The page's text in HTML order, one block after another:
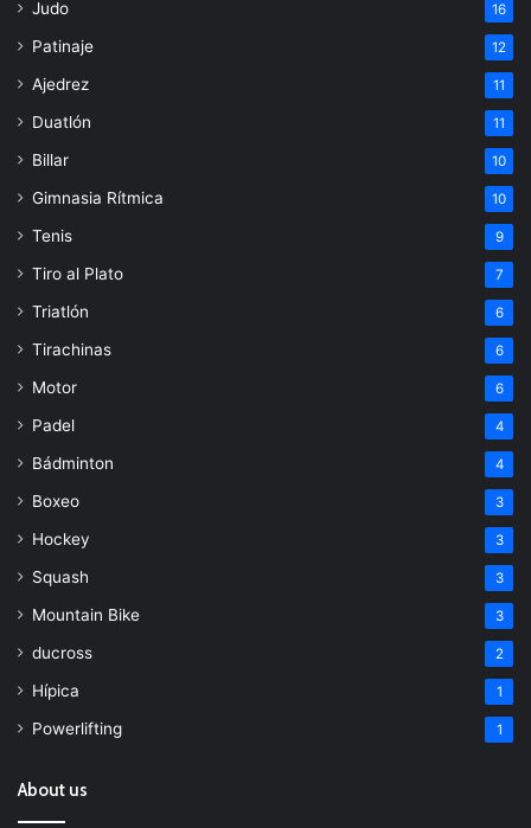
Judo 16
Patinaje 12
Ajedrez 11
Duatlón 11
Billar 10
Gimnasia Rítmica 10
Tenis 9
Tiro al Plato 7
Triatlón 6
Tirachinas 6
Motor 6
Padel 4
Bádminton 4
Boxeo 3
Hockey 3
Squash 3
Mountain Bike 3
ducross 2
Hípica 1
Powerlifting 1
About us